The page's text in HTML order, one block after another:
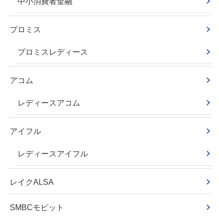
プロミス
プロミスレディース
アコム
レディースアコム
アイフル
レディースアイフル
レイクALSA
SMBCモビット